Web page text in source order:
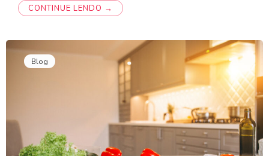
CONTINUE LENDO →
Blog